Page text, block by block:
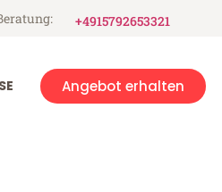
+4915792653321
Angebot erhalten